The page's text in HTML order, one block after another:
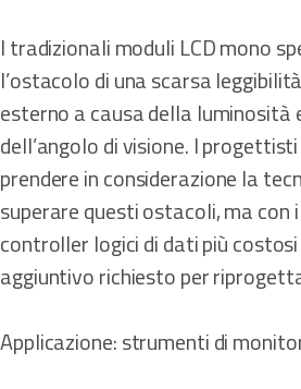
I tradizionali moduli LCD mono
l’ostacolo di una scarsa
esterno a causa della luminosità
dell’angolo di visione. I
prendere in considerazione la
superare questi ostacoli, ma con
controller logici di dati più
aggiuntivo richiesto per
Applicazione: strumenti di